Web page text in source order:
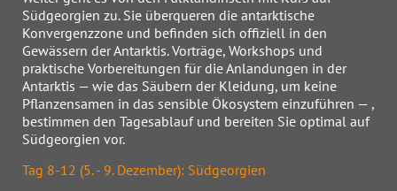
Südgeorgien zu. Sie überqueren die antarktische
Konvergenzzone und befinden sich offiziell in den
Gewässern der Antarktis. Vorträge, Workshops und
praktische Vorbereitungen für die Anlandungen in der
Antarktis — wie das Säubern der Kleidung, um keine
Pflanzensamen in das sensible Ökosystem einzuführen — ,
bestimmen den Tagesablauf und bereiten Sie optimal auf
Südgeorgien vor.
Tag 8-12 (5. - 9. Dezember): Südgeorgien